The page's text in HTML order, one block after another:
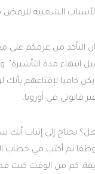
الشعبية للرفض
التأكد من عزمكم على
انتهاء مدة التأشيرة".
كافيا لإقناعهم بأنك
قانوني في أوروبا.
تحتاج إلى إثبات أنك
ثم أكتب في خطاب
كم من الوقت كنت